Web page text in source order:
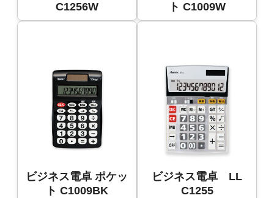
C1256W
ト C1009W
ビジネス電卓 ポケッ
ト C1009BK
ビジネス電卓 LL
C1255